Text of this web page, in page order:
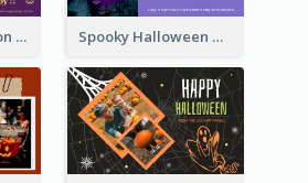
Haunted Attraction Themed Halloween Card Spooky Halloween Greeting Card